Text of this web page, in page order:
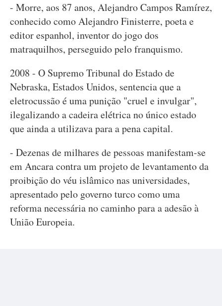
- Morre, aos 87 anos, Alejandro Campos Ramírez,
conhecido como Alejandro Finisterre, poeta e
editor espanhol, inventor do jogo dos
matraquilhos, perseguido pelo franquismo.
2008 - O Supremo Tribunal do Estado de
Nebraska, Estados Unidos, sentencia que a
eletrocussão é uma punição "cruel e invulgar",
ilegalizando a cadeira elétrica no único estado
que ainda a utilizava para a pena capital.
- Dezenas de milhares de pessoas manifestam-se
em Ancara contra um projeto de levantamento da
proibição do véu islâmico nas universidades,
apresentado pelo governo turco como uma
reforma necessária no caminho para a adesão à
União Europeia.